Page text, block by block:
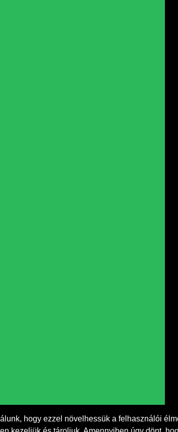
hogy ezzel növelhessük a felhasználói